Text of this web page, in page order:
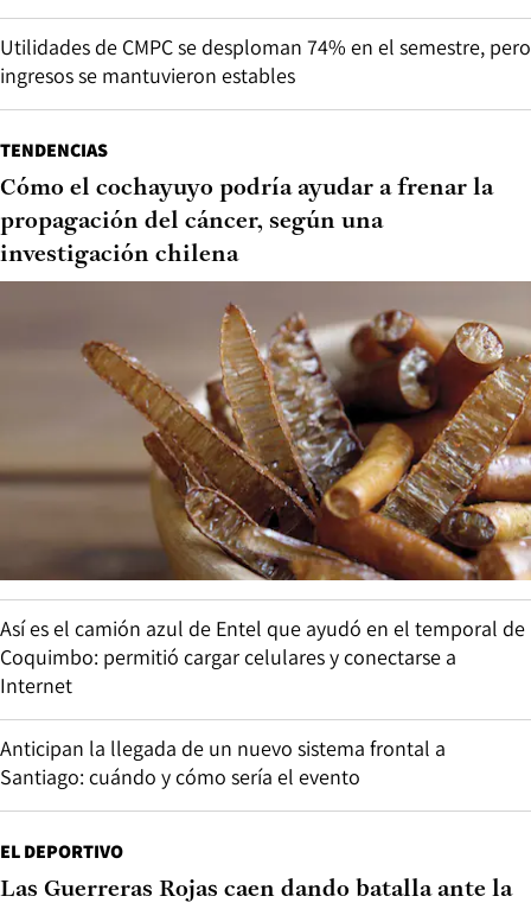
Utilidades de CMPC se desploman 74% en el semestre, pero
ingresos se mantuvieron estables
TENDENCIAS
Cómo el cochayuyo podría ayudar a frenar la
propagación del cáncer, según una
investigación chilena
Así es el camión azul de Entel que ayudó en el temporal de
Coquimbo: permitió cargar celulares y conectarse a
Internet
Anticipan la llegada de un nuevo sistema frontal a
Santiago: cuándo y cómo sería el evento
EL DEPORTIVO
Las Guerreras Rojas caen dando batalla ante la